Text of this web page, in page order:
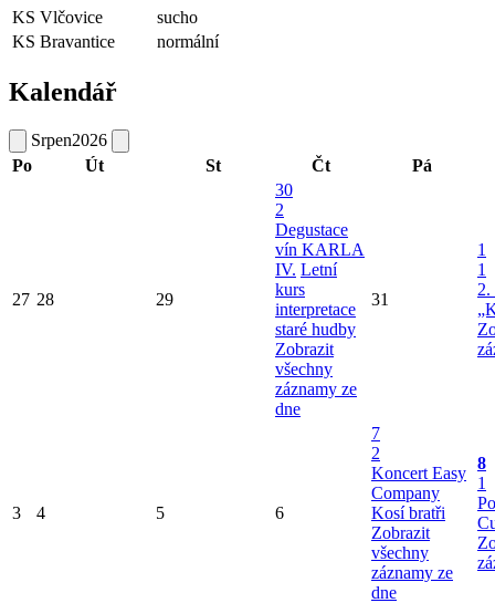
KS Vlčovice
sucho
KS Bravantice
normální
Kalendář
Srpen2026
Po
Út St Čt Pá
27 28 29
30
2
Degustace
vín KARLA
IV. Letní
kurs
interpretace
staré hudby
Zobrazit
všechny
záznamy ze
dne
31
1
1
2.
3 4 5 6
7
2
Koncert Easy
Company
Kosí bratři
Zobrazit
všechny
záznamy ze
dne
8
1